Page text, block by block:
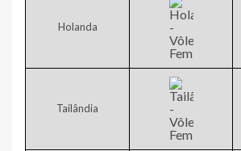
Holanda
Tailândia